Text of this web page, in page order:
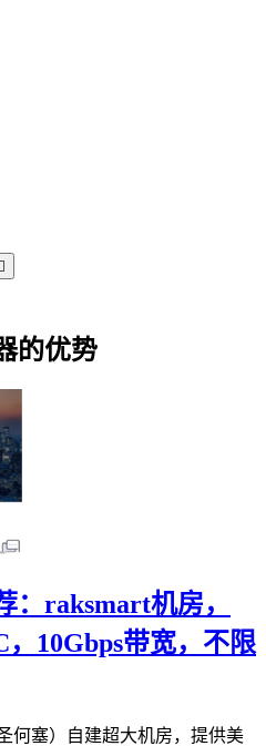

的优势
：raksmart机房，
10Gbps带宽，不限
何塞）自建超大机房，提供美